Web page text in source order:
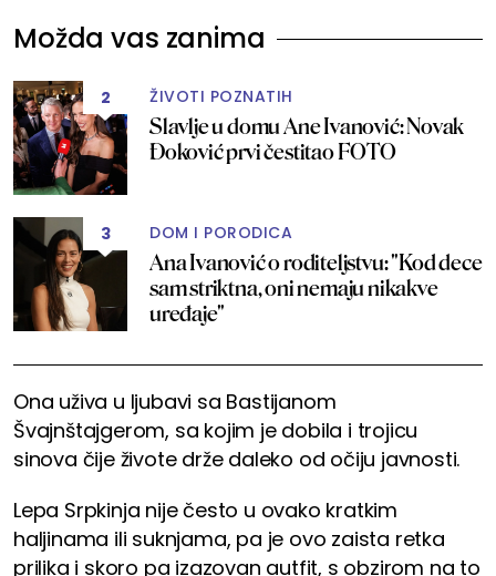
Možda vas zanima
2 ŽIVOTI POZNATIH
Slavlje u domu Ane Ivanović: Novak
Đoković prvi čestitao FOTO
3 DOM I PORODICA
Ana Ivanović o roditeljstvu: "Kod dece
sam striktna, oni nemaju nikakve
uređaje"
Ona uživa u ljubavi sa Bastijanom
Švajnštajgerom, sa kojim je dobila i trojicu
sinova čije živote drže daleko od očiju javnosti.
Lepa Srpkinja nije često u ovako kratkim
haljinama ili suknjama, pa je ovo zaista retka
prilika i skoro pa izazovan autfit, s obzirom na to